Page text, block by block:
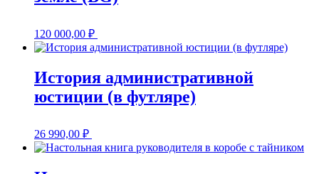
120 000,00 ₽
История административной
юстиции (в футляре)
26 990,00 ₽